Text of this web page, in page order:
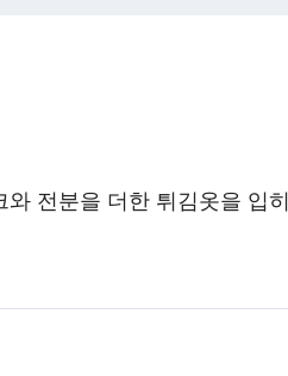
전분을 더한 튀김옷을 입히